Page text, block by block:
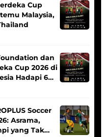
Cup
Malaysia,
dan
Cup 2026 di
Hadapi 6
Soccer
Asrama,
yang Tak